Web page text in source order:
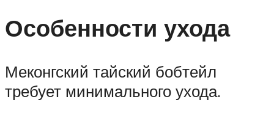
Особенности ухода
Меконгский тайский бобтейл
требует минимального ухода.